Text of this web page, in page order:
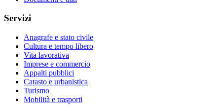
Servizi
Anagrafe e stato civile
Cultura e tempo libero
Vita lavorativa
Imprese e commercio
Appalti pubblici
Catasto e urbanistica
Turismo
Mobilità e trasporti